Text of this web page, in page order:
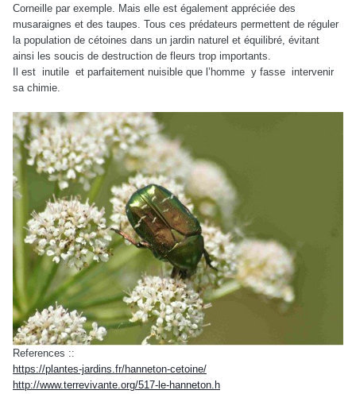
Corneille par exemple. Mais elle est également appréciée des
musaraignes et des taupes. Tous ces prédateurs permettent de réguler
la population de cétoines dans un jardin naturel et équilibré, évitant
ainsi les soucis de destruction de fleurs trop importants.
Il est inutile et parfaitement nuisible que l’homme y fasse intervenir
sa chimie.
References ::
https://plantes-jardins.fr/hanneton-cetoine/
http://www.terrevivante.org/517-le-hanneton.h